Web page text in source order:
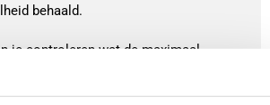
behaald.
je controleren wat de maximaal
is van je moederbord, in dit